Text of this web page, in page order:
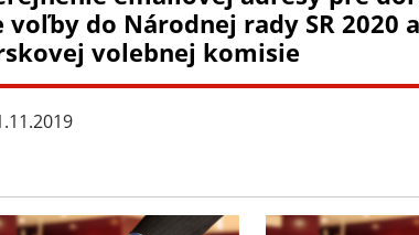
voľby do Národnej rady SR 2020
volebnej komisie